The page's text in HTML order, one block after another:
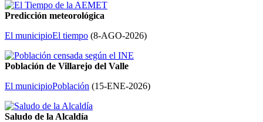
Predicción meteorológica
El municipioEl tiempo (8-AGO-2026)
Población de Villarejo del Valle
El municipioPoblación (15-ENE-2026)
Saludo de la Alcaldía